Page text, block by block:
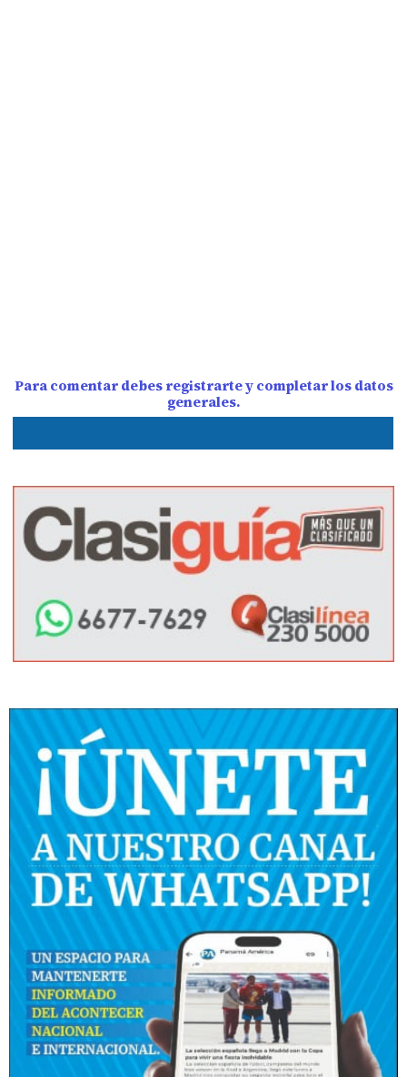
Para comentar debes registrarte y completar los datos
generales.